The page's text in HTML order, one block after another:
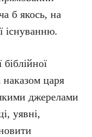
б якось, на
існуванню.
наказом царя
джерелами
уявні,